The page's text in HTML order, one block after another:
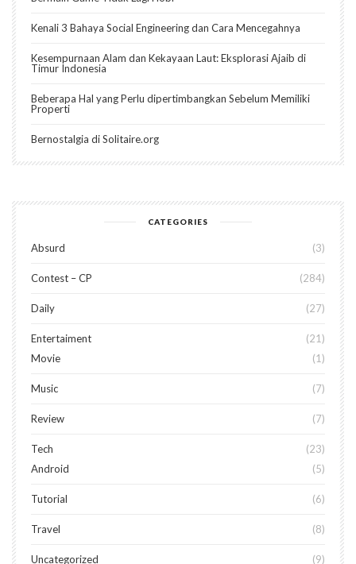
Kenali 3 Bahaya Social Engineering dan Cara Mencegahnya
Kesempurnaan Alam dan Kekayaan Laut: Eksplorasi Ajaib di
Timur Indonesia
Beberapa Hal yang Perlu dipertimbangkan Sebelum Memiliki
Properti
Bernostalgia di Solitaire.org
CATEGORIES
Absurd 3
Contest – CP 284
Daily 27
Entertaiment
21
Movie
1
Music 7
Review 7
Tech
23
Android
5
Tutorial 6
Travel 8
Uncategorized 9